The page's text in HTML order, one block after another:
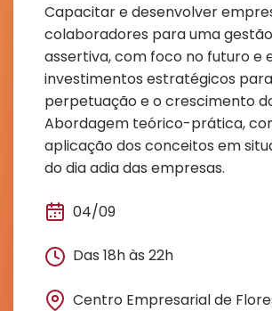
Capacitar e desenvolver
colaboradores para uma
assertiva, com foco no futuro e
investimentos estratégicos
perpetuação e o crescimento
Abordagem teórico-prática,
aplicação dos conceitos em
do dia adia das empresas.
04/09
Das 18h às 22h
Centro Empresarial de